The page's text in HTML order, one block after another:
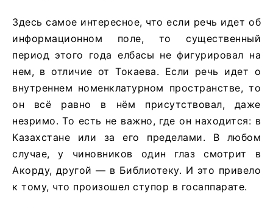
Здесь самое интересное, что если речь идет об
информационном поле, то существенный
период этого года елбасы не фигурировал на
нем, в отличие от Токаева. Если речь идет о
внутреннем номенклатурном пространстве, то
он всё равно в нём присутствовал, даже
незримо. То есть не важно, где он находится: в
Казахстане или за его пределами. В любом
случае, у чиновников один глаз смотрит в
Акорду, другой — в Библиотеку. И это привело
к тому, что произошел ступор в госаппарате.